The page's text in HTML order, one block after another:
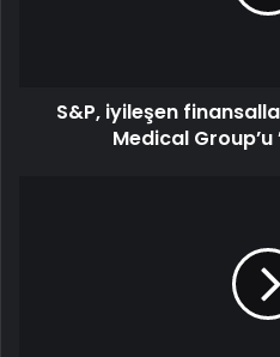
S&P, iyileşen
Medical Group’u